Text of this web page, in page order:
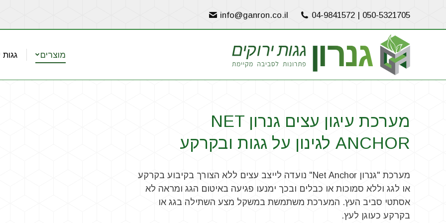
04-9841572 | 050-5321705
info@ganron.co.il
מוצרים גגות
מערכת עיגון עצים גנרון NET
ANCHOR לגינון על גגות ובקרקע
מערכת "גנרון Net Anchor" נועדה לייצב עצים ללא הצורך בקיבוע בקרקע
או לגג וללא סמוכות או כבלים ובכך ימנעו פגיעה באיטום הגג ומראה לא
אסתטי סביב העץ. המערכת משתמשת במשקל מצע השתילה בגג או
בקרקע כעוגן לעץ.